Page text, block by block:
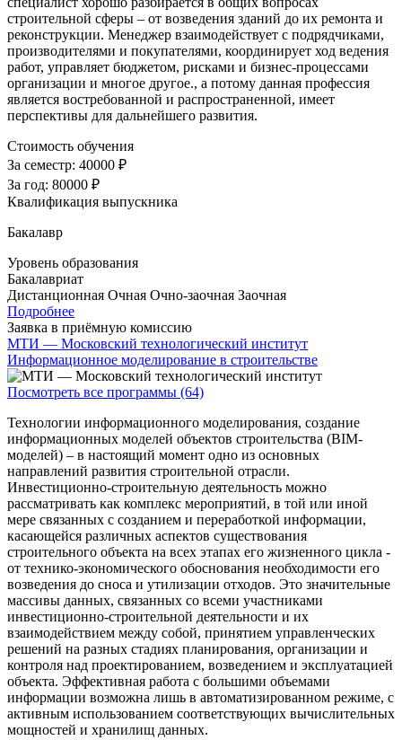
строительной сферы – от возведения зданий до их ремонта и
реконструкции. Менеджер взаимодействует с подрядчиками,
производителями и покупателями, координирует ход ведения
работ, управляет бюджетом, рисками и бизнес-процессами
организации и многое другое., а потому данная профессия
является востребованной и распространенной, имеет
перспективы для дальнейшего развития.
Стоимость обучения
За семестр: 40000 ₽
За год: 80000 ₽
Квалификация выпускника
Бакалавр
Уровень образования
Бакалавриат
Дистанционная Очная Очно-заочная Заочная
Подробнее
Заявка в приёмную комиссию
МТИ — Московский технологический институт
Информационное моделирование в строительстве
Посмотреть все программы (64)
Технологии информационного моделирования, создание
информационных моделей объектов строительства (BIM-
моделей) – в настоящий момент одно из основных
направлений развития строительной отрасли.
Инвестиционно-строительную деятельность можно
рассматривать как комплекс мероприятий, в той или иной
мере связанных с созданием и переработкой информации,
касающейся различных аспектов существования
строительного объекта на всех этапах его жизненного цикла -
от технико-экономического обоснования необходимости его
возведения до сноса и утилизации отходов. Это значительные
массивы данных, связанных со всеми участниками
инвестиционно-строительной деятельности и их
взаимодействием между собой, принятием управленческих
решений на разных стадиях планирования, организации и
контроля над проектированием, возведением и эксплуатацией
объекта. Эффективная работа с большими объемами
информации возможна лишь в автоматизированном режиме, с
активным использованием соответствующих вычислительных
мощностей и хранилищ данных.